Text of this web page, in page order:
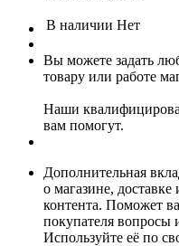
В наличии Нет
Вы можете задать
товару или работе
Наши
вам помогут.
Дополнительная
о магазине,
контента. Поможет
покупателя вопросы
Используйте её по